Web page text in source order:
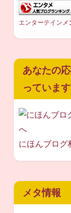
エンターテインメ
あなたの
っていま
にほんブログ
メタ情報